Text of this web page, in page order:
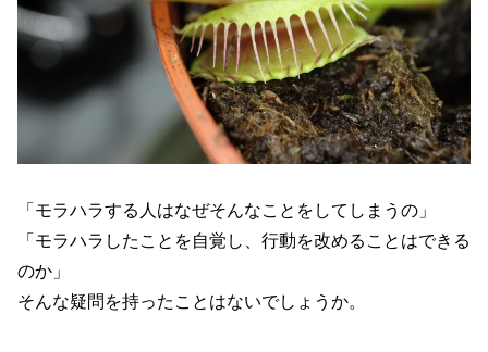
「モラハラする人はなぜそんなことをしてしまうの」
「モラハラしたことを自覚し、行動を改めることはできる
のか」
そんな疑問を持ったことはないでしょうか。